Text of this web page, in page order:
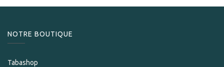
NOTRE BOUTIQUE
Tabashop